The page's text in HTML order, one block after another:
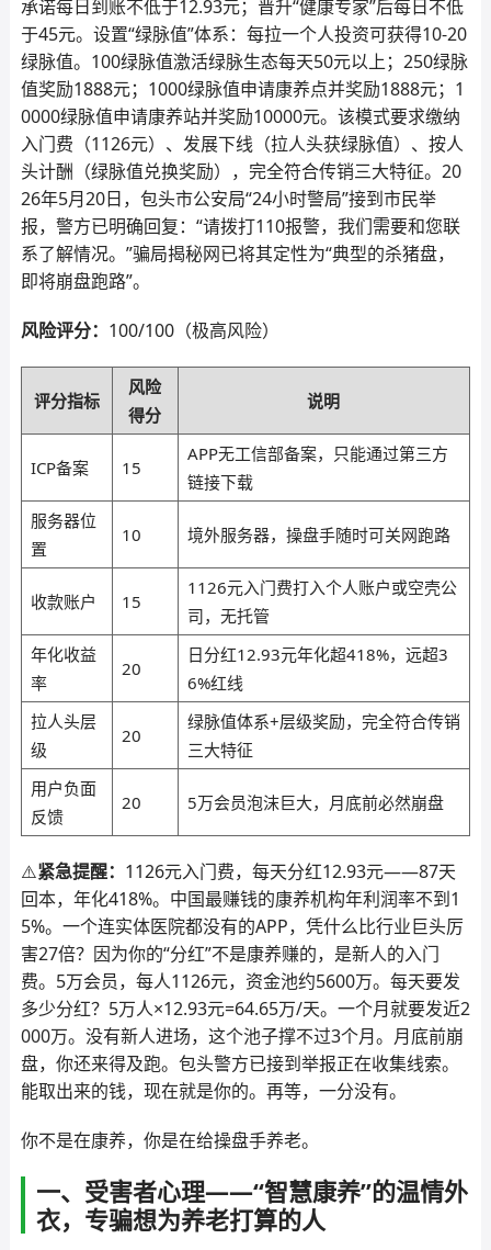
承诺每日到账不低于12.93元；晋升“健康专家”后每日不低
于45元。设置“绿脉值”体系：每拉一个人投资可获得10-20
绿脉值。100绿脉值激活绿脉生态每天50元以上；250绿脉
值奖励1888元；1000绿脉值申请康养点并奖励1888元；1
0000绿脉值申请康养站并奖励10000元。该模式要求缴纳
入门费（1126元）、发展下线（拉人头获绿脉值）、按人
头计酬（绿脉值兑换奖励），完全符合传销三大特征。20
26年5月20日，包头市公安局“24小时警局”接到市民举
报，警方已明确回复：“请拨打110报警，我们需要和您联
系了解情况。”骗局揭秘网已将其定性为“典型的杀猪盘，
即将崩盘跑路”。
风险评分： 100/100（极高风险）
评分指标
风险
得分
说明
ICP备案 15
APP无工信部备案，只能通过第三方
链接下载
服务器位
置
10 境外服务器，操盘手随时可关网跑路
收款账户 15
1126元入门费打入个人账户或空壳公
司，无托管
年化收益
率
20
日分红12.93元年化超418%，远超3
6%红线
拉人头层
级
20
绿脉值体系+层级奖励，完全符合传销
三大特征
用户负面
反馈
20 5万会员泡沫巨大，月底前必然崩盘
⚠️紧急提醒： 1126元入门费，每天分红12.93元——87天
回本，年化418%。中国最赚钱的康养机构年利润率不到1
5%。一个连实体医院都没有的APP，凭什么比行业巨头厉
害27倍？因为你的“分红”不是康养赚的，是新人的入门
费。5万会员，每人1126元，资金池约5600万。每天要发
多少分红？5万人×12.93元=64.65万/天。一个月就要发近2
000万。没有新人进场，这个池子撑不过3个月。月底前崩
盘，你还来得及跑。包头警方已接到举报正在收集线索。
能取出来的钱，现在就是你的。再等，一分没有。
你不是在康养，你是在给操盘手养老。
一、受害者心理——“智慧康养”的温情外
衣，专骗想为养老打算的人